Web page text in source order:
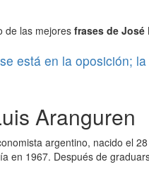
de las mejores frases de José
está en la oposición;
Aranguren
argentino, nacido el
en 1967. Después de